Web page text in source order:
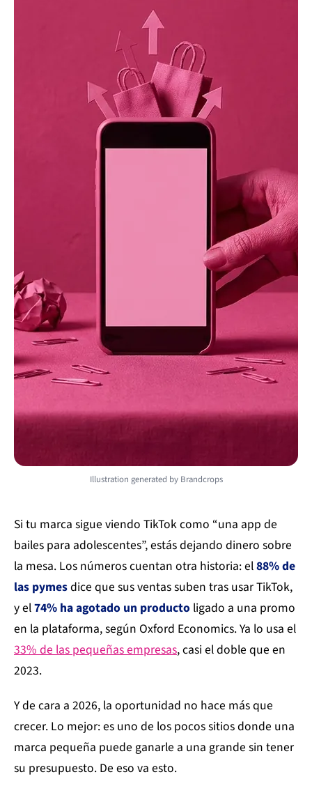
Illustration generated by Brandcrops
Si tu marca sigue viendo TikTok como “una app de
bailes para adolescentes”, estás dejando dinero sobre
la mesa. Los números cuentan otra historia: el88% de
las pymesdice que sus ventas suben tras usar TikTok,
y el74% ha agotado un producto ligado a una promo
en la plataforma, según Oxford Economics. Ya lo usa el
33% de las pequeñas empresas, casi el doble que en
2023.
Y de cara a 2026, la oportunidad no hace más que
crecer. Lo mejor: es uno de los pocos sitios donde una
marca pequeña puede ganarle a una grande sin tener
su presupuesto. De eso va esto.